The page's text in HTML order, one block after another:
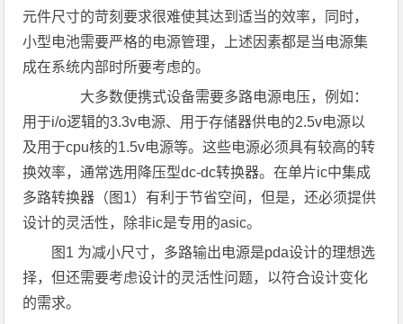
元件尺寸的苛刻要求很难使其达到适当的效率，同时，
小型电池需要严格的电源管理，上述因素都是当电源集
成在系统内部时所要考虑的。
大多数便携式设备需要多路电源电压，例如：
用于i/o逻辑的3.3v电源、用于存储器供电的2.5v电源以
及用于cpu核的1.5v电源等。这些电源必须具有较高的转
换效率，通常选用降压型dc-dc转换器。在单片ic中集成
多路转换器（图1）有利于节省空间，但是，还必须提供
设计的灵活性，除非ic是专用的asic。
图1 为减小尺寸，多路输出电源是pda设计的理想选
择，但还需要考虑设计的灵活性问题，以符合设计变化
的需求。